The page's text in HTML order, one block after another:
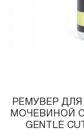
РЕМУВЕР
МОЧЕВИНОЙ
GENTLE